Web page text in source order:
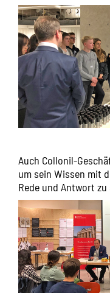
Auch Collonil-
um sein Wissen mit
Rede und Antwort zu